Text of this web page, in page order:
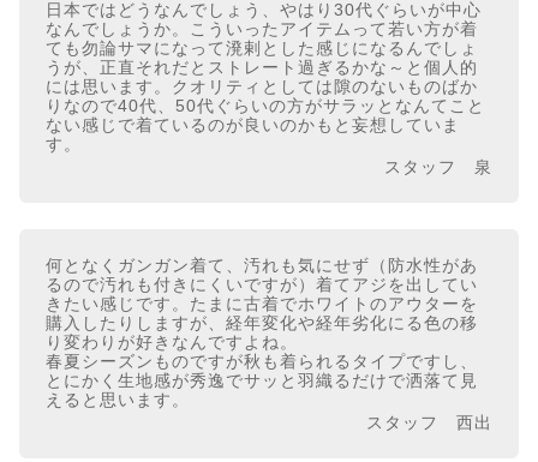
日本ではどうなんでしょう、やはり30代ぐらいが中心
なんでしょうか。こういったアイテムって若い方が着
ても勿論サマになって溌剌とした感じになるんでしょ
うが、正直それだとストレート過ぎるかな～と個人的
には思います。クオリティとしては隙のないものばか
りなので40代、50代ぐらいの方がサラッとなんてこと
ない感じで着ているのが良いのかもと妄想していま
す。
スタッフ 泉
何となくガンガン着て、汚れも気にせず（防水性があ
るので汚れも付きにくいですが）着てアジを出してい
きたい感じです。たまに古着でホワイトのアウターを
購入したりしますが、経年変化や経年劣化にる色の移
り変わりが好きなんですよね。
春夏シーズンものですが秋も着られるタイプですし、
とにかく生地感が秀逸でサッと羽織るだけで洒落て見
えると思います。
スタッフ 西出